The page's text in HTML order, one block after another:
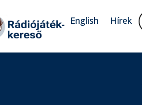
English Hírek